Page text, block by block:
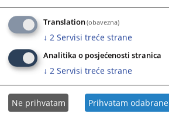
Translation(obavezna)
↓ 2 Servisi treće strane
Analitika o posjećenosti stranica
↓ 2 Servisi treće strane
Ne prihvatam Prihvatam odabrane